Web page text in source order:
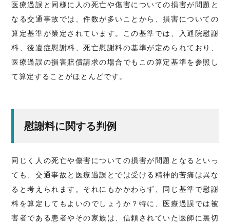
医療過誤と同様に人の死亡や傷害についての損害が問題と
なる交通事故では、件数が多いことから、損害についての
算定基準が策定されています。この基準では、入通院慰謝
料、後遺症慰謝料、死亡慰謝料の基準が定められており、
医療過誤の損害賠償請求の場合でもこの算定基準を参照し
て算定することがほとんどです。
慰謝料に関する判例
同じく人の死亡や傷害についての損害が問題となるといっ
ても、交通事故と医療過誤とでは受ける精神的苦痛は異な
ると考えられます。それにもかかわらず、同じ基準で慰謝
料を算定してもよいのでしょうか？特に、医療過誤では被
害者である患者やその家族は、信頼されていた医師に裏切